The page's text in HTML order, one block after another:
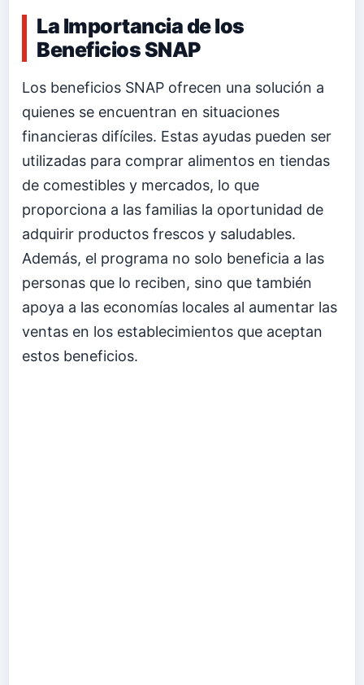
La Importancia de los
Beneficios SNAP
Los beneficios SNAP ofrecen una solución a
quienes se encuentran en situaciones
financieras difíciles. Estas ayudas pueden ser
utilizadas para comprar alimentos en tiendas
de comestibles y mercados, lo que
proporciona a las familias la oportunidad de
adquirir productos frescos y saludables.
Además, el programa no solo beneficia a las
personas que lo reciben, sino que también
apoya a las economías locales al aumentar las
ventas en los establecimientos que aceptan
estos beneficios.